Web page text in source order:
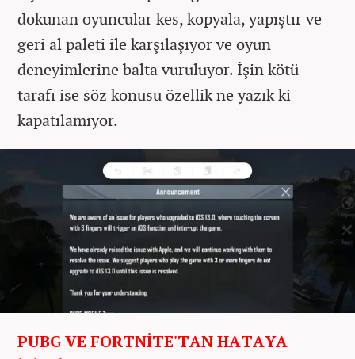
dokunan oyuncular kes,kopyala, yapıştır ve
geri al paleti ile karşılaşıyor ve oyun
deneyimlerine balta vuruluyor. İşin kötü
tarafı ise söz konusu özellik ne yazık ki
kapatılamıyor.
PUBG VE FORTNİTE'TAN HATAYA